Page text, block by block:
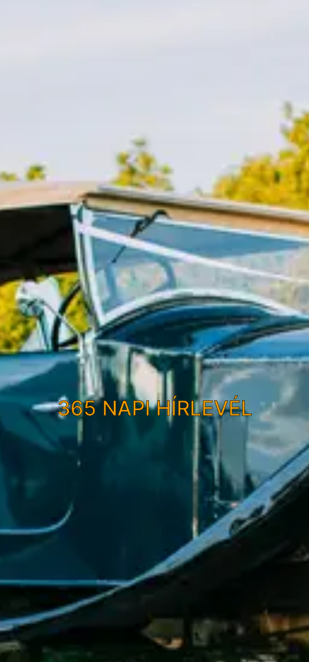
365 NAPI HÍRLEVÉL